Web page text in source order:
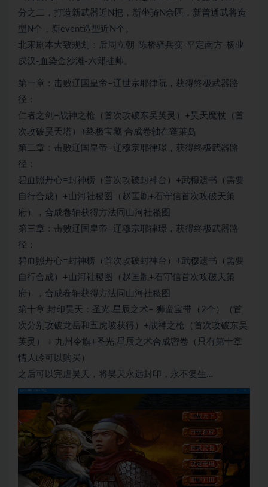
分之二，打造新武器近N把，新坐骑N余匹，新普通武将造
型N个，新event造型近N个。
北宋剧本大致规划：后周立朝-陈桥驿兵变-平定南方-杨业
戍汉-血染金沙滩-六郎挂帅。
第一章：击败辽国皇帝–辽世宗耶律阮，获得终极武器路
径：
仁者之剑=战神之枪（首次攻破东吴英灵）+昊天魔杖（首
次攻破昊天塔）+终极宝藏 合成卷轴在蓬莱岛
第二章：击败辽国皇帝–辽穆宗耶律璟，获得终极武器路
径：
碧血照丹心=封神榜（首次攻破封神台）+武穆遗书（需要
自行合成）+山河社稷图（赵匡胤+石守信首次攻破天策
府），合成卷轴获得方法同山河社稷图
第三章：击败辽国皇帝–辽穆宗耶律璟，获得终极武器路
径：
碧血照丹心=封神榜（首次攻破封神台）+武穆遗书（需要
自行合成）+山河社稷图（赵匡胤+石守信首次攻破天策
府），合成卷轴获得方法同山河社稷图
第十章 封印昊天：圣光.星辰之术= 狮蛮宝带（2个）（首
次分别攻破龙岳和五虎坡获得）+战神之枪（首次攻破东吴
英灵） + 九州令旗+圣光.星辰之术合成密卷（只有第十章
情人岭可以购买）
之后可以完虐昊天，将昊天永远封印，永不复生…